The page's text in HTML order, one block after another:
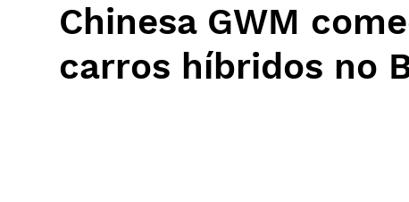
Chinesa GWM
carros híbridos no